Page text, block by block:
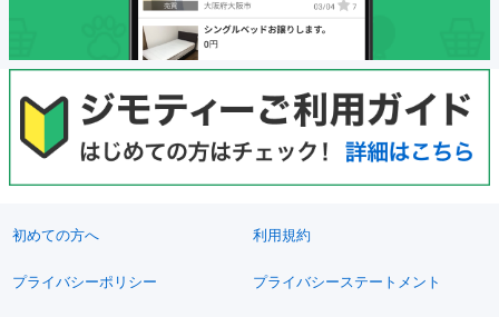
初めての方へ 利用規約
プライバシーポリシー プライバシーステートメント